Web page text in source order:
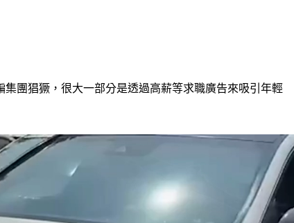
團猖獗，很大一部分是透過高薪等求職廣告來吸引年輕